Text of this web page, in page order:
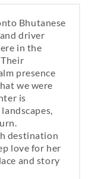
Bhutanese
driver
in the
presence
we were
is
destination
love for her
and story